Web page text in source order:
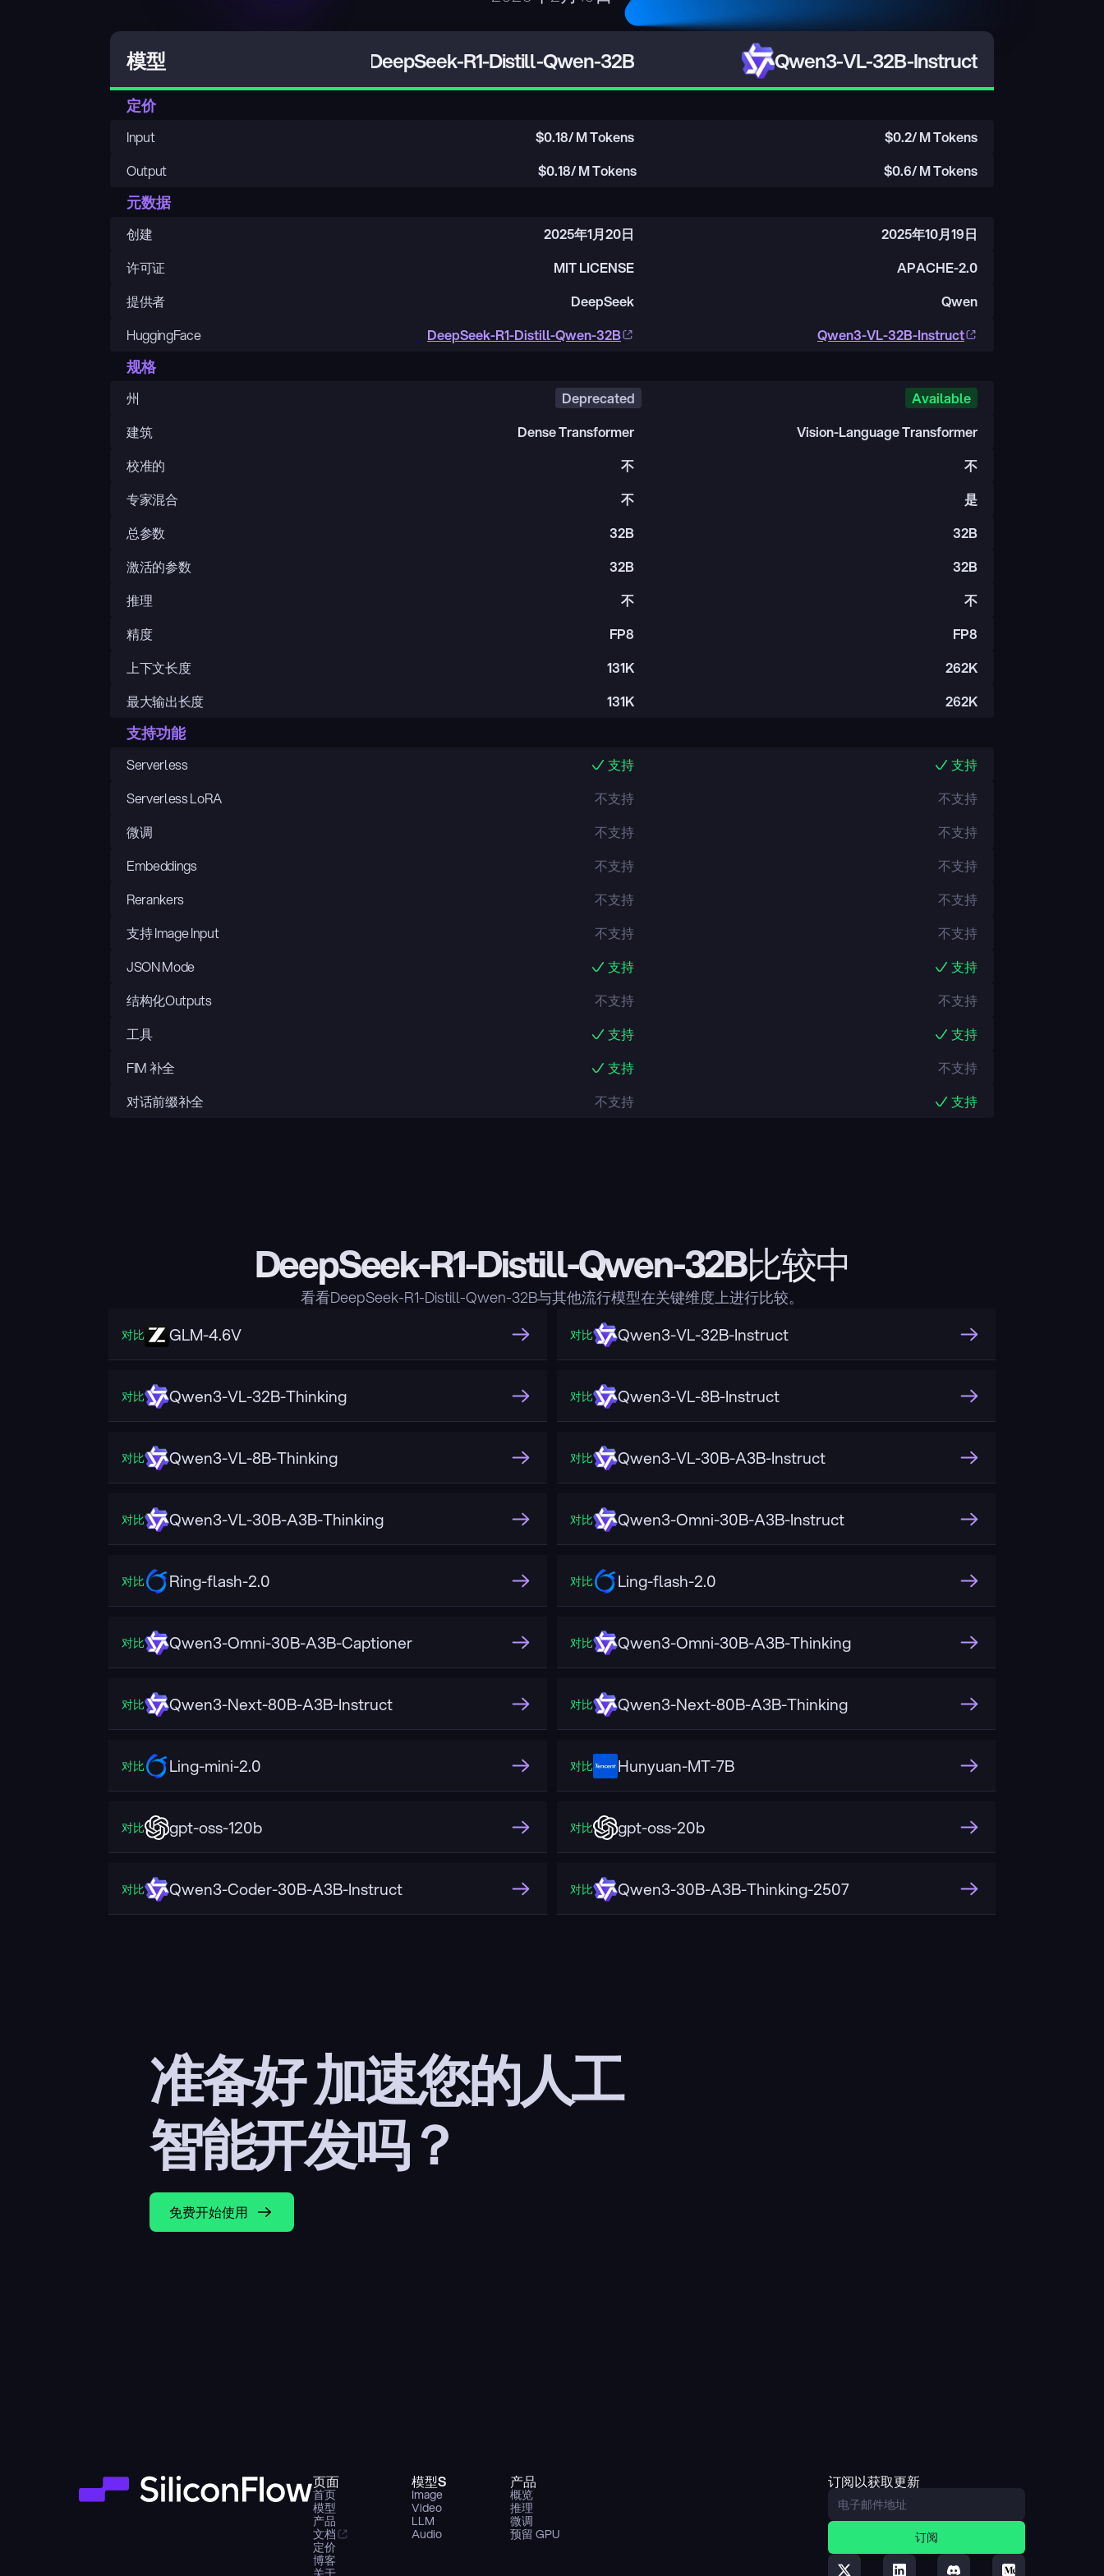
模型 DeepSeek-R1-Distill-Qwen-32B Qwen3-VL-32B-Instruct
定价
Input $0.18/ M Tokens $0.2/ M Tokens
Output
$0.18/ M Tokens $0.6/ M Tokens
元数据
创建 2025年1月20日
2025年10月19日
许可证
MIT LICENSE
APACHE-2.0
提供者
DeepSeek
Qwen
HuggingFace
DeepSeek-R1-Distill-Qwen-32B Qwen3-VL-32B-Instruct
规格
州 Deprecated
Available
建筑
Dense Transformer
Vision-Language Transformer
校准的
不
不
专家混合
不
是
总参数
32B
32B
激活的参数
32B
32B
推理
不
不
精度
FP8
FP8
上下文长度
131K
262K
最大输出长度
131K 262K
支持功能
Serverless 支持
支持
Serverless LoRA
不支持
不支持
微调
不支持
不支持
Embeddings
不支持
不支持
Rerankers
不支持
不支持
支持 Image Input
不支持
不支持
JSON Mode
支持
支持
结构化Outputs
不支持
不支持
工具
支持
支持
FIM 补全
支持
不支持
对话前缀补全
不支持 支持
DeepSeek-R1-Distill-Qwen-32B比较中
看看DeepSeek-R1-Distill-Qwen-32B与其他流行模型在关键维度上进行比较。
对比 GLM-4.6V 对比 Qwen3-VL-32B-Instruct
对比 Qwen3-VL-32B-Thinking 对比 Qwen3-VL-8B-Instruct
对比 Qwen3-VL-8B-Thinking 对比 Qwen3-VL-30B-A3B-Instruct
对比 Qwen3-VL-30B-A3B-Thinking 对比 Qwen3-Omni-30B-A3B-Instruct
对比 Ring-flash-2.0 对比 Ling-flash-2.0
对比 Qwen3-Omni-30B-A3B-Captioner 对比 Qwen3-Omni-30B-A3B-Thinking
对比 Qwen3-Next-80B-A3B-Instruct 对比 Qwen3-Next-80B-A3B-Thinking
对比 Ling-mini-2.0 对比 Hunyuan-MT-7B
对比 gpt-oss-120b 对比 gpt-oss-20b
对比 Qwen3-Coder-30B-A3B-Instruct 对比 Qwen3-30B-A3B-Thinking-2507
准备好 加速您的人工
智能开发吗？
免费开始使用
页面
首页
模型
产品
文档
定价
博客
模型S
Image
Video
LLM
Audio
产品
概览
推理
微调
预留 GPU
订阅以获取更新
订阅